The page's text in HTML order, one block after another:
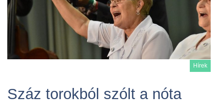
Hírek
Száz torokból szólt a nóta